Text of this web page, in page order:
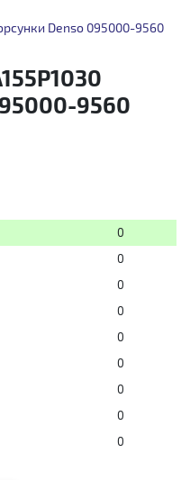
Denso 095000-9560
9560
0
0
0
0
0
0
0
0
0